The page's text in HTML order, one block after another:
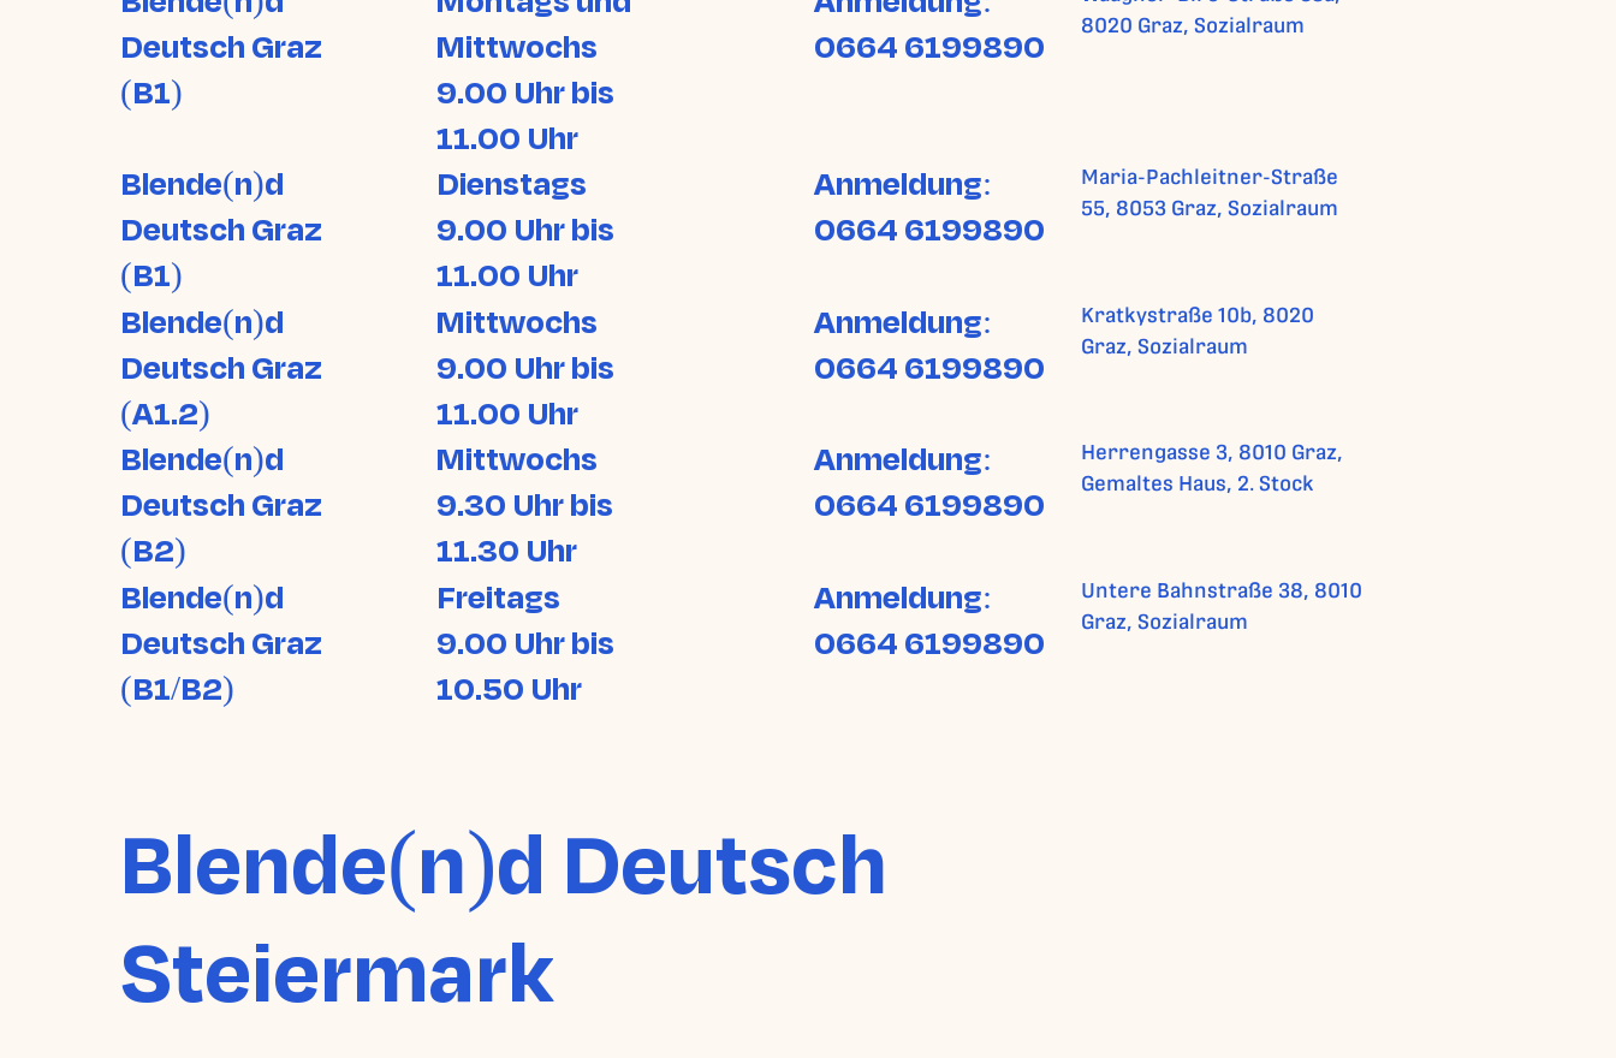
Deutsch Graz
(B1)
Mittwochs
9.00 Uhr bis
11.00 Uhr
0664 6199890
8020 Graz, Sozialraum
Blende(n)d
Deutsch Graz
(B1)
Dienstags
9.00 Uhr bis
11.00 Uhr
Anmeldung:
0664 6199890
Maria-Pachleitner-Straße
55, 8053 Graz, Sozialraum
Blende(n)d
Deutsch Graz
(A1.2)
Mittwochs
9.00 Uhr bis
11.00 Uhr
Anmeldung:
0664 6199890
Kratkystraße 10b, 8020
Graz, Sozialraum
Blende(n)d
Deutsch Graz
(B2)
Mittwochs
9.30 Uhr bis
11.30 Uhr
Anmeldung:
0664 6199890
Herrengasse 3, 8010 Graz,
Gemaltes Haus, 2. Stock
Blende(n)d
Deutsch Graz
(B1/B2)
Freitags
9.00 Uhr bis
10.50 Uhr
Anmeldung:
0664 6199890
Untere Bahnstraße 38, 8010
Graz, Sozialraum
Blende(n)d Deutsch
Steiermark